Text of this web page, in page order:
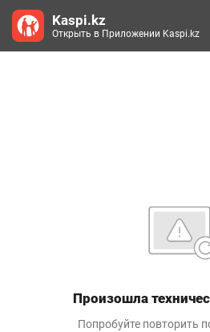
Произошла
Попробуйте повторить
Kaspi.kz
Открыть в Приложении Kaspi.kz